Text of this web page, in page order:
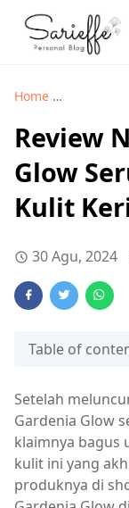
Home
Review
Glow
Kulit
30 Agu, 2024
Table of
Setelah
Gardenia Glow
klaimnya bagus
kulit ini yang
produknya di